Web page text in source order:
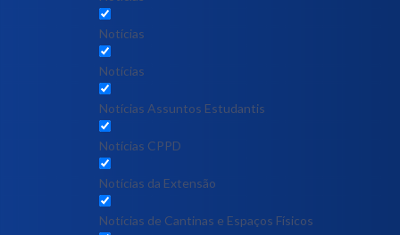
Notícias
Notícias
Notícias Assuntos Estudantis
Notícias CPPD
Notícias da Extensão
Notícias de Cantinas e Espaços Físicos